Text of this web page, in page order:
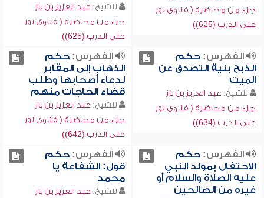
جزء من محاضرة ( فتاوى نور
على الدرب (625))
للشيخ: عبد العزيز بن باز
جزء من محاضرة ( فتاوى نور
على الدرب (625))
الفهرس:حكم
الذبح بنية التصدق عن
الميت
للشيخ: عبد العزيز بن باز
جزء من محاضرة ( فتاوى نور
على الدرب (634))
الفهرس:حكم
الذهاب إلى المقابر
لدعاء أصحابها وطلب
قضاء الحاجات منهم
للشيخ: عبد العزيز بن باز
جزء من محاضرة ( فتاوى نور
على الدرب (642))
الفهرس:حكم
الاحتفال بمولد النبي
عليه الصلاة والسلام أو
غيره من الصالحين
الفهرس:حكم
قول: الشفاعة يا
محمد
للشيخ: عبد العزيز بن باز